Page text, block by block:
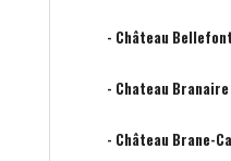
- Château
- Chateau
- Château Brane-